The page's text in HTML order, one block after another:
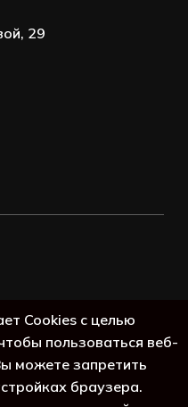
29
Cookies с целью
пользоваться веб-
можете запретить
браузера.